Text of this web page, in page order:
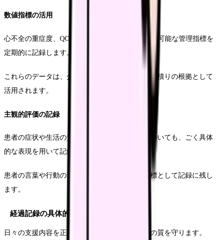
数値指標の活用
心不全の重症度、QOL評価、自己度など、数値化可能な管理指標を
定期的に記録します。
これらのデータは、介入効果の評価や診療報酬見積りの根拠として
活用されます。
主観的評価の記録
患者の症状や生活の質に関する主観的な評価についても、ごく具体
的な表現を用いて記録します。
患者の言葉や行動の変化なども、重要な評価指標として記録に残し
ます。
経過記録の具体的な書き方
日々の支援内容を正しく記録し、継続的なケアの質を守ります。